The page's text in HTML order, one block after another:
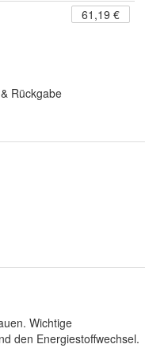
61,19 €
Rückgabe
Wichtige
den Energiestoffwechsel.